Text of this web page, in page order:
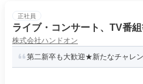
正社員
ライブ・コンサート、TV番
株式会社ハンドオン
第二新卒も大歓迎★新たなチャレ